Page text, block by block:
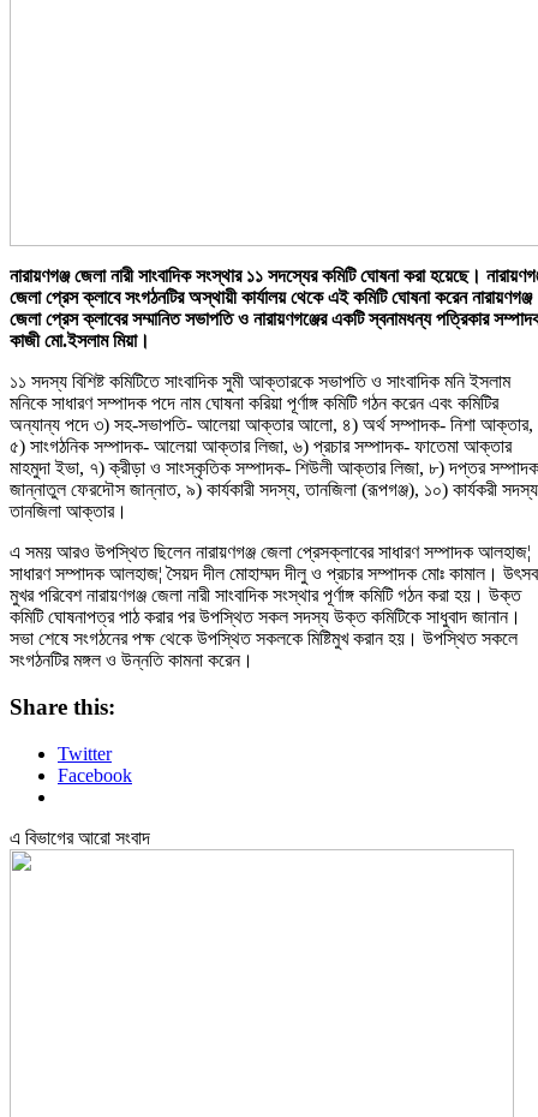
নারায়ণগঞ্জ জেলা নারী সাংবাদিক সংস্থার ১১ সদস্যের কমিটি ঘোষনা করা হয়েছে।
জেলা প্রেস ক্লাবে সংগঠনটির অস্থায়ী কার্যালয় থেকে এই কমিটি ঘোষনা করেন নারায়ণগঞ্জ
জেলা প্রেস ক্লাবের সম্মানিত সভাপতি ও নারায়ণগঞ্জের একটি স্বনামধন্য পত্রিকার
কাজী মো.ইসলাম মিয়া।
১১ সদস্য বিশিষ্ট কমিটিতে সাংবাদিক সুমী আক্তারকে সভাপতি ও সাংবাদিক মনি ইসলাম
মনিকে সাধারণ সম্পাদক পদে নাম ঘোষনা করিয়া পূর্ণাঙ্গ কমিটি গঠন করেন এবং কমিটির
অন্যান্য পদে ৩) সহ-সভাপতি- আলেয়া আক্তার আলো, ৪) অর্থ সম্পাদক- নিশা আক্তার,
৫) সাংগঠনিক সম্পাদক- আলেয়া আক্তার লিজা, ৬) প্রচার সম্পাদক- ফাতেমা আক্তার
মাহমুদা ইভা, ৭) ক্রীড়া ও সাংস্কৃতিক সম্পাদক- শিউলী আক্তার লিজা, ৮) দপ্তর
জান্নাতুল ফেরদৌস জান্নাত, ৯) কার্যকারী সদস্য, তানজিলা (রূপগঞ্জ), ১০) কার্যকরী
তানজিলা আক্তার।
এ সময় আরও উপস্থিত ছিলেন নারায়ণগঞ্জ জেলা প্রেসক্লাবের সাধারণ সম্পাদক আলহাজ¦
সাধারণ সম্পাদক আলহাজ¦ সৈয়দ দীল মোহাম্মদ দীলু ও প্রচার সম্পাদক মোঃ কামাল। উৎসব
মুখর পরিবেশ নারায়ণগঞ্জ জেলা নারী সাংবাদিক সংস্থার পূর্ণাঙ্গ কমিটি গঠন করা হয়। উক্ত
কমিটি ঘোষনাপত্র পাঠ করার পর উপস্থিত সকল সদস্য উক্ত কমিটিকে সাধুবাদ জানান।
সভা শেষে সংগঠনের পক্ষ থেকে উপস্থিত সকলকে মিষ্টিমুখ করান হয়। উপস্থিত সকলে
সংগঠনটির মঙ্গল ও উন্নতি কামনা করেন।
Share this:
Twitter
Facebook
এ বিভাগের আরো সংবাদ